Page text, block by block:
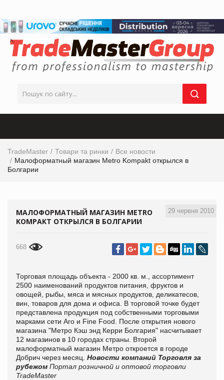
TradeMaster Товари та ринки
Все новости
Малоформатный магазин Metro Kompakt открылся в
Болгарии
29 червня 2010
МАЛОФОРМАТНЫЙ МАГАЗИН METRO
KOMPAKT ОТКРЫЛСЯ В БОЛГАРИИ
668
Торговая площадь объекта - 2000 кв. м., ассортимент
2500 наименований продуктов питания, фруктов и
овощей, рыбы, мяса и мясных продуктов, деликатесов,
вин, товаров для дома и офиса. В торговой точке будет
представлена продукция под собственными торговыми
марками сети Aro и Fine Food. После открытия нового
магазина "Метро Кэш энд Керри Болгария" насчитывает
12 магазинов в 10 городах страны. Второй
малоформатный магазин Метро откроется в городе
Добрич через месяц. Новости компаний Торговля за
рубежом Портал розничной и оптовой торговли
TradeMaster